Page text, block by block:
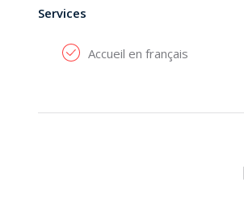
Services
Accueil en français